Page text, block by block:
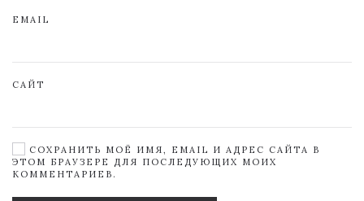
EMAIL
САЙТ
СОХРАНИТЬ МОЁ ИМЯ, EMAIL И АДРЕС САЙТА В
ЭТОМ БРАУЗЕРЕ ДЛЯ ПОСЛЕДУЮЩИХ МОИХ
КОММЕНТАРИЕВ.